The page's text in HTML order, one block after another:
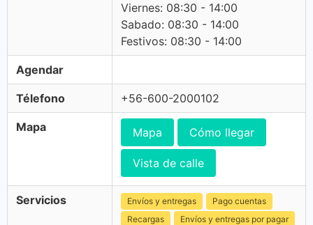
Viernes: 08:30 - 14:00
Sabado: 08:30 - 14:00
Festivos: 08:30 - 14:00
Agendar
Télefono +56-600-2000102
Mapa Mapa Cómo llegar
Vista de calle
Servicios Envíos y entregas
Pago cuentas
Recargas
Envíos y entregas por pagar